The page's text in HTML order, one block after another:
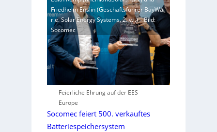
Friedhelm Enslin (Geschäftsführer BayWa
r.e. Solar Energy Systems, 2. v.l.) – Bild:
Socomec
Feierliche Ehrung auf der EES
Europe
Socomec feiert 500. verkauftes
Batteriespeichersystem